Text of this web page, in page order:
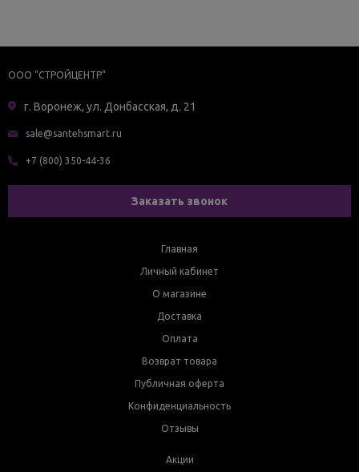
ООО "СТРОЙЦЕНТР"
г. Воронеж, ул. Донбасская, д. 21
sale@santehsmart.ru
+7 (800) 350-44-36
Заказать звонок
Главная
Личный кабинет
О магазине
Доставка
Оплата
Возврат товара
Публичная оферта
Конфиденциальность
Отзывы
Акции